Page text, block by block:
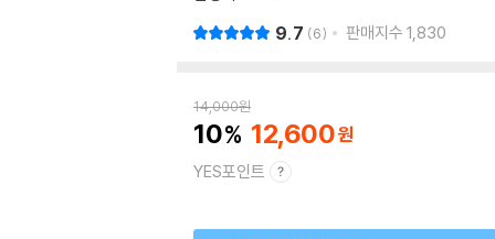
9.7 6 판매지수 1,830
14,000원
10 12,600
YES포인트